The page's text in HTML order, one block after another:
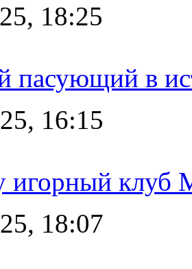
18:25
пасующий в
16:15
игорный клуб
18:07